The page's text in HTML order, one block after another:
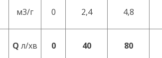
м3/г 0 2,4 4,8
Q л/хв 0 40 80